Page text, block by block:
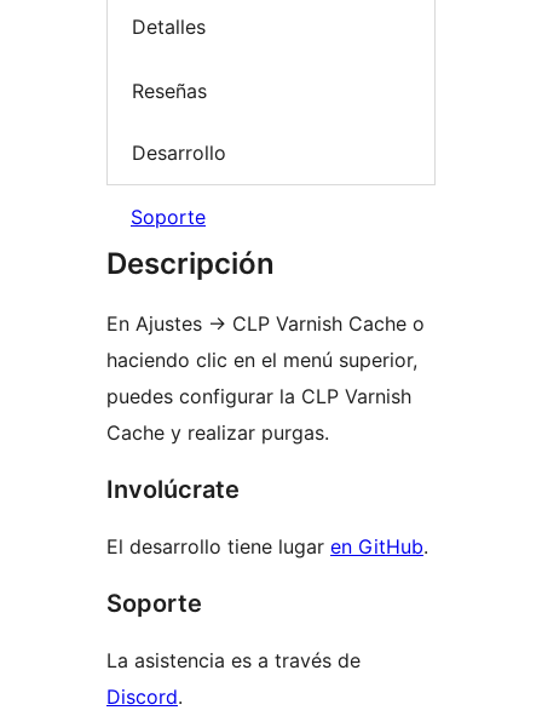
Detalles
Reseñas
Desarrollo
Soporte
Descripción
En Ajustes → CLP Varnish Cache o
haciendo clic en el menú superior,
puedes configurar la CLP Varnish
Cache y realizar purgas.
Involúcrate
El desarrollo tiene lugar en GitHub.
Soporte
La asistencia es a través de
Discord.